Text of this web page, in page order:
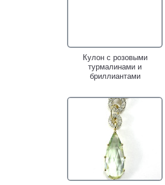
Кулон с розовыми
турмалинами и
бриллиантами